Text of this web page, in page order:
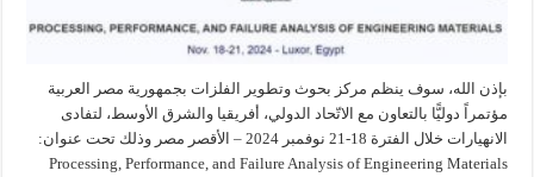
بإذن الله، سوف ينظم مركز بحوث وتطوير الفلزات بجمهورية مصر العربية
مؤتمراً دوليًّا بالتعاون مع الاتّحاد الدولي، أفريقيا والشرق الأوسط، لتفادى
الانهيارات خلال الفترة 18-21 نوفمبر 2024 – الأقصر مصر وذلك تحت عنوان:
Processing, Performance, and Failure Analysis of Engineering Materials